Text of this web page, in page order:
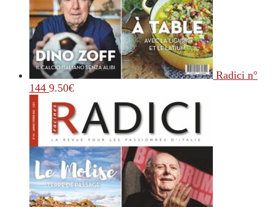
Radici n°
144 9.50€